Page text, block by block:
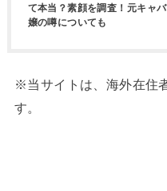
て本当？素顔を調査！元キャバ
嬢の噂についても
※当サイトは、海外在住
す。